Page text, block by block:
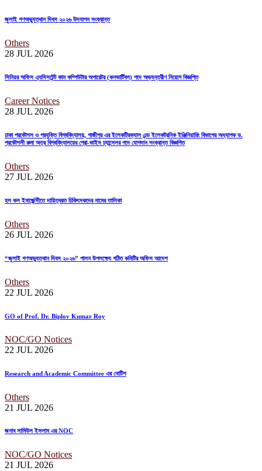
জুলাই গণঅভ্যুত্থান দিবস ২০২৬ উদযাপন সংক্রান্ত
Others
28 JUL 2026
সিনিয়র অফিস এ্যসিসটেন্ট কাম কম্পিউটার অপারেটর (কনভার্টিবল) পদে অভ্যন্তরীণ নিয়োগ বিজ্ঞপ্তি
Career Notices
28 JUL 2026
ঢাকা প্রকৌশল ও প্রযুক্তি বিশ্ববিদ্যালয়, গাজীপুর এর ইলেকট্রিক্যাল এন্ড ইলেকট্রনিক ইঞ্জিনিয়ারিং বিভাগের অধ্যাপক ড.
প্রকৌশলী রুমা অত্র বিশ্ববিদ্যালয়ের প্রো-ভাইস চ্যান্সেলর পদে যোগদান সংক্রান্ত বিজ্ঞপ্তি
Others
27 JUL 2026
হল কল ইমার্জেন্সীতে দায়িত্বরত চিকিৎসকদের নামের তালিকা
Others
26 JUL 2026
“জুলাই গণঅভ্যুত্থান দিবস ২০২৬” পালন উপলক্ষ্যে গঠিত কমিটির অফিস আদেশ
Others
22 JUL 2026
GO of Prof. Dr. Biplov Kumar Roy
NOC/GO Notices
22 JUL 2026
Research and Academic Committee এর নোটিশ
Others
21 JUL 2026
জনাব সামিউল ইসলাম এর NOC
NOC/GO Notices
21 JUL 2026